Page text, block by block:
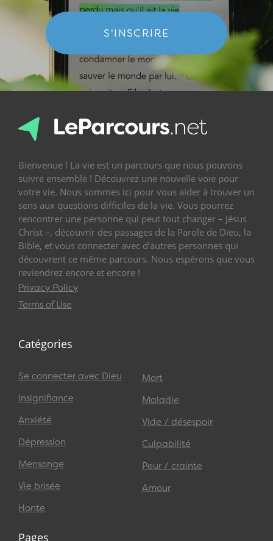
S'INSCRIRE
Bienvenue ! La vie est un parcours que nous pouvons
suivre ensemble ! Découvrez une nouvelle voie pour
votre vie. Nous sommes ici pour vous aider à trouver un
sens aux questions difficiles de la vie. Vous pourrez
rencontrer une personne qui peut tout changer – Jésus
Christ –, découvrir des passages de la Parole de Dieu, la
Bible, et vous connecter avec d’autres personnes qui
découvrent ce même parcours. Nous espérons que vous
reviendrez encore et encore !
Privacy Policy
Terms of Use
Catégories
Se connecter avec Dieu
Insignifiance
Anxiété
Dépression
Mensonge
Vie brisée
Honte
Mort
Maladie
Vide / désespoir
Culpabilité
Peur / crainte
Amour
Pages